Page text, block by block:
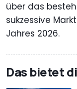
über das
sukzessive
Jahres 2026.
Das bietet